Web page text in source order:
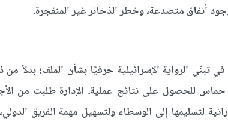
أنفاق متصدعة، وخطر الذخائر غير المنفجرة.
تبنّي الرواية الإسرائيلية حرفيًا بشأن الملف؛ بدلاً من
للحصول على نتائج عملية. الإدارة طلبت من
لتسليمها إلى الوسطاء ولتسهيل مهمة الفريق